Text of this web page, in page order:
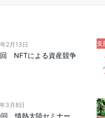
2月13日
NFTによる資産競争
3月8日
情熱大陸セミナー